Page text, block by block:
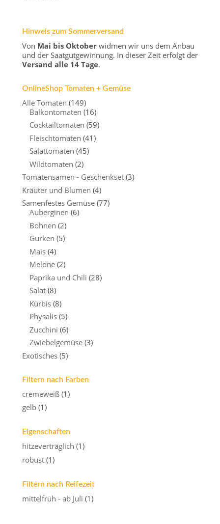
Hinweis zum Sommerversand
Von Mai bis Oktoberwidmen wir uns dem Anbau
und der Saatgutgewinnung. In dieser Zeit erfolgt der
Versand alle 14 Tage.
OnlineShop Tomaten + Gemüse
Alle Tomaten (149)
Balkontomaten (16)
Cocktailtomaten (59)
Fleischtomaten (41)
Salattomaten (45)
Wildtomaten (2)
Tomatensamen - Geschenkset (3)
Kräuter und Blumen (4)
Samenfestes Gemüse (77)
Auberginen (6)
Bohnen (2)
Gurken (5)
Mais (4)
Melone (2)
Paprika und Chili (28)
Salat (8)
Kürbis (8)
Physalis (5)
Zucchini (6)
Zwiebelgemüse (3)
Exotisches (5)
Filtern nach Farben
cremeweiß (1)
gelb (1)
Eigenschaften
hitzeverträglich (1)
robust (1)
Filtern nach Reifezeit
mittelfrüh - ab Juli (1)